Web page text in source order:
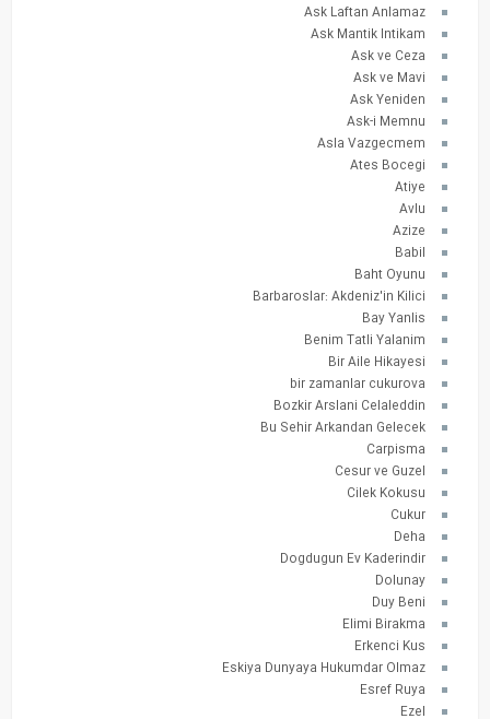
Ask Laftan Anlamaz
Ask Mantik Intikam
Ask ve Ceza
Ask ve Mavi
Ask Yeniden
Ask-i Memnu
Asla Vazgecmem
Ates Bocegi
Atiye
Avlu
Azize
Babil
Baht Oyunu
Barbaroslar: Akdeniz'in Kilici
Bay Yanlis
Benim Tatli Yalanim
Bir Aile Hikayesi
bir zamanlar cukurova
Bozkir Arslani Celaleddin
Bu Sehir Arkandan Gelecek
Carpisma
Cesur ve Guzel
Cilek Kokusu
Cukur
Deha
Dogdugun Ev Kaderindir
Dolunay
Duy Beni
Elimi Birakma
Erkenci Kus
Eskiya Dunyaya Hukumdar Olmaz
Esref Ruya
Ezel